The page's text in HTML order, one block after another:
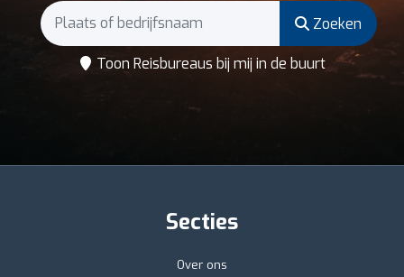
Zoeken
Toon Reisbureaus bij mij in de buurt
Secties
Over ons